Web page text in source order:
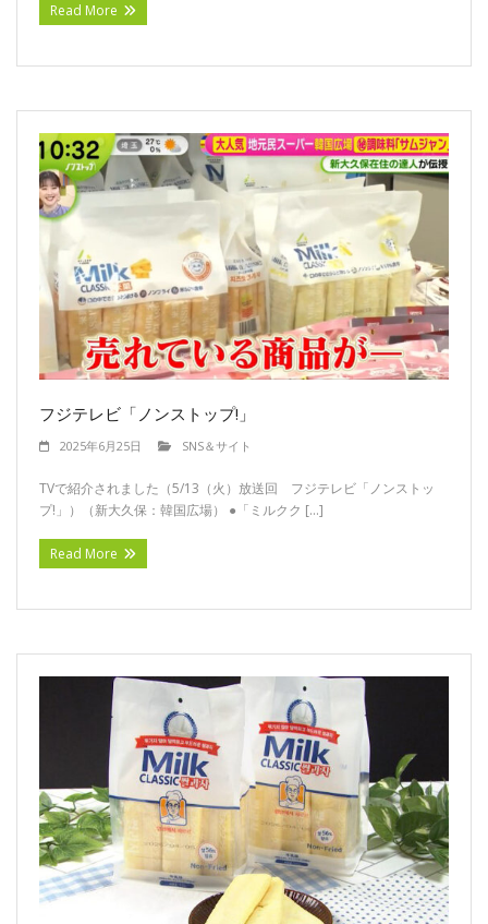
Read More
フジテレビ「ノンストップ!」
2025年6月25日 SNS＆サイト
TVで紹介されました（5/13（火）放送回 フジテレビ「ノンストッ
プ!」）（新大久保：韓国広場） ●「ミルクク […]
Read More